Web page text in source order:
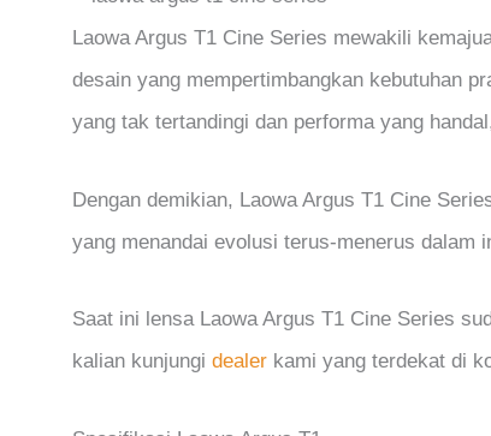
Laowa Argus T1 Cine Series mewakili
desain yang mempertimbangkan kebutuhan
yang tak tertandingi dan performa yang
Dengan demikian, Laowa Argus T1 Cine
yang menandai evolusi terus-menerus dalam
Saat ini lensa Laowa Argus T1 Cine Series
kalian kunjungi dealer kami yang terdekat di